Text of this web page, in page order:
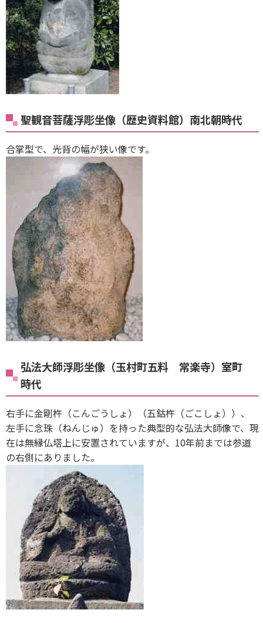
聖観音菩薩浮彫坐像（歴史資料館）南北朝時代
合掌型で、光背の幅が狭い像です。
弘法大師浮彫坐像（玉村町五料 常楽寺）室町
時代
右手に金剛杵（こんごうしょ）（五鈷杵（ごこしょ））、
左手に念珠（ねんじゅ）を持った典型的な弘法大師像で、現
在は無縁仏塔上に安置されていますが、10年前までは参道
の右側にありました。